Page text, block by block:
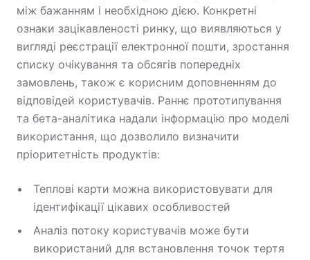
між бажанням і необхідною дією. Конкретні
ознаки зацікавленості ринку, що виявляються у
вигляді реєстрації електронної пошти, зростання
списку очікування та обсягів попередніх
замовлень, також є корисним доповненням до
відповідей користувачів. Раннє прототипування
та бета-аналітика надали інформацію про моделі
використання, що дозволило визначити
пріоритетність продуктів:
Теплові карти можна використовувати для
ідентифікації цікавих особливостей
Аналіз потоку користувачів може бути
використаний для встановлення точок тертя